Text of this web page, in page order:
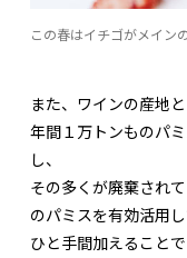
この春はイチゴがメイン
また、ワインの産地
年間１万トンものパ
し、
その多くが廃棄され
のパミスを有効活用し
ひと手間加えること